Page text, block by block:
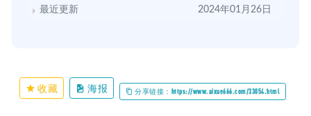
最近更新 2024年01月26日
收藏 海报 分享链接：https://www.aixue666.com/33054.html